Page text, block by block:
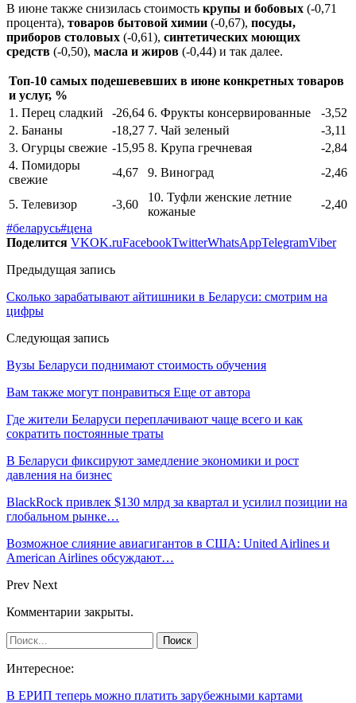
В июне также снизилась стоимость крупы и бобовых (-0,71
процента), товаров бытовой химии (-0,67), посуды,
приборов столовых (-0,61), синтетических моющих
средств (-0,50), масла и жиров (-0,44) и так далее.
Топ-10 самых подешевевших в июне конкретных товаров
и услуг, %
1. Перец сладкий
-26,64 6. Фрукты консервированные
-3,52
2. Бананы
-18,27 7. Чай зеленый
-3,11
3. Огурцы свежие -15,95 8. Крупа гречневая
-2,84
4. Помидоры
свежие
-4,67 9. Виноград -2,46
5. Телевизор -3,60
10. Туфли женские летние
кожаные
-2,40
#беларусь#цена
Поделится VKOK.ruFacebookTwitterWhatsAppTelegramViber
Предыдущая запись
Сколько зарабатывают айтишники в Беларуси: смотрим на
цифры
Следующая запись
Вузы Беларуси поднимают стоимость обучения
Вам также могут понравиться Еще от автора
Где жители Беларуси переплачивают чаще всего и как
сократить постоянные траты
В Беларуси фиксируют замедление экономики и рост
давления на бизнес
BlackRock привлек $130 млрд за квартал и усилил позиции на
глобальном рынке…
Возможное слияние авиагигантов в США: United Airlines и
American Airlines обсуждают…
Prev Next
Комментарии закрыты.
Интересное:
В ЕРИП теперь можно платить зарубежными картами